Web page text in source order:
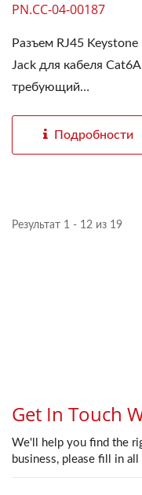
PN.CC-04-00187
Разъем RJ45 Keystone
Jack для кабеля
требующий
Подробности
Результат 1 - 12 из 19